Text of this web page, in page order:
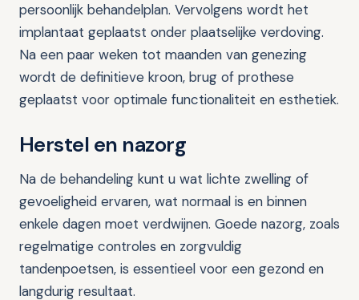
persoonlijk behandelplan. Vervolgens wordt het
implantaat geplaatst onder plaatselijke verdoving.
Na een paar weken tot maanden van genezing
wordt de definitieve kroon, brug of prothese
geplaatst voor optimale functionaliteit en esthetiek.
Herstel en nazorg
Na de behandeling kunt u wat lichte zwelling of
gevoeligheid ervaren, wat normaal is en binnen
enkele dagen moet verdwijnen. Goede nazorg, zoals
regelmatige controles en zorgvuldig
tandenpoetsen, is essentieel voor een gezond en
langdurig resultaat.